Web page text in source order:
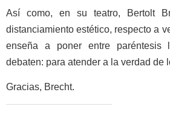
Así como, en su teatro, Bertolt
distanciamiento estético, respecto a
enseña a poner entre paréntesis
debaten: para atender a la verdad de
Gracias, Brecht.